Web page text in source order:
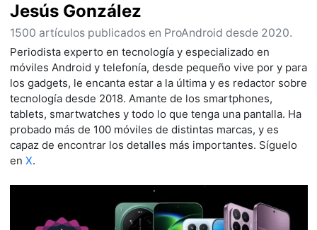
Jesús González
1500 artículos publicados en ProAndroid desde 2020.
Periodista experto en tecnología y especializado en
móviles Android y telefonía, desde pequeño vive por y para
los gadgets, le encanta estar a la última y es redactor sobre
tecnología desde 2018. Amante de los smartphones,
tablets, smartwatches y todo lo que tenga una pantalla. Ha
probado más de 100 móviles de distintas marcas, y es
capaz de encontrar los detalles más importantes. Síguelo
en X.